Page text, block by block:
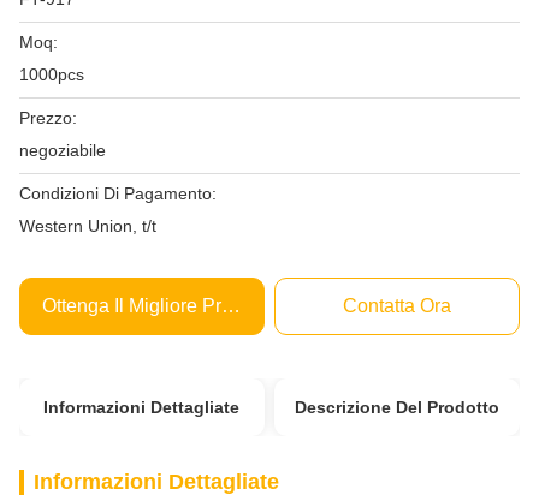
Moq:
1000pcs
Prezzo:
negoziabile
Condizioni Di Pagamento:
Western Union, t/t
Ottenga Il Migliore Prezzo Contatta Ora
Informazioni Dettagliate Descrizione Del Prodotto
Informazioni Dettagliate